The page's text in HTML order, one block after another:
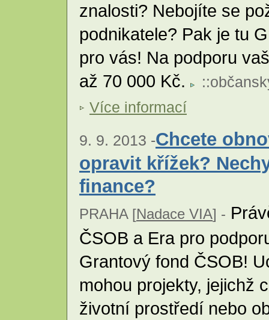
znalosti? Nebojíte se
podnikatele? Pak je tu
pro vás! Na podporu
až 70 000 Kč.
::
Více informací
9. 9. 2013 -Chcete
opravit křížek?
finance?
PRAHA [Nadace VIA] -
ČSOB a Era pro
Grantový fond ČSOB!
mohou projekty, jejichž
životní prostředí nebo